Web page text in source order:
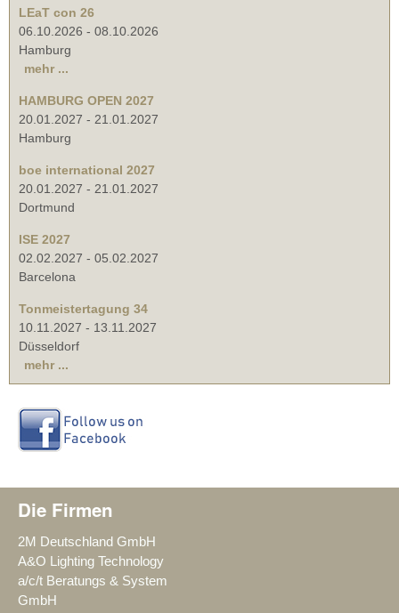
LEaT con 26
06.10.2026 - 08.10.2026
Hamburg
mehr ...
HAMBURG OPEN 2027
20.01.2027 - 21.01.2027
Hamburg
boe international 2027
20.01.2027 - 21.01.2027
Dortmund
ISE 2027
02.02.2027 - 05.02.2027
Barcelona
Tonmeistertagung 34
10.11.2027 - 13.11.2027
Düsseldorf
mehr ...
Die Firmen
2M Deutschland GmbH
A&O Lighting Technology
a/c/t Beratungs & System
GmbH